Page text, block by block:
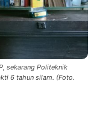
sekarang Politeknik
6 tahun silam. (Foto.